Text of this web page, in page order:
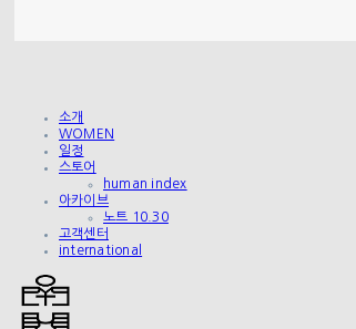
소개
WOMEN
일정
스토어
human index
아카이브
노트 10.30
고객센터
international